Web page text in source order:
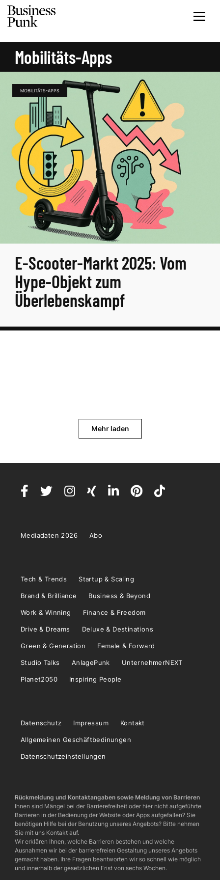
Mobilitäts-Apps
MOBILITÄTS-APPS
E-Scooter-Markt 2025: Vom
Hype-Objekt zum
Überlebenskampf
Mehr laden
Mediadaten 2026 Abo
Tech & Trends Startup & Scaling
Brand & Brilliance Business & Beyond
Work & Winning Finance & Freedom
Drive & Dreams Deluxe & Destinations
Green & Generation Female & Forward
Studio Talks AnlagePunk UnternehmerNEXT
Planet2050 Inspiring People
Datenschutz Impressum Kontakt
Allgemeinen Geschäftbedinungen
Datenschutzeinstellungen
Rückmeldung und Kontaktangaben sowie Meldung von Barrieren
Ihnen sind Mängel bei der Barrierefreiheit oder hier nicht aufgeführte
Barrieren in der Bedienung der Website oder Apps aufgefallen? Sie
benötigen Hilfe bei der Benutzung unseres Angebots? Bitte nehmen
Sie mit uns Kontakt auf.
Wir erklären Ihnen, welche Barrieren bestehen und welche
Ausnahmen wir bei der barrierefreien Gestaltung unseres Angebots
gemacht haben. Ihre Fragen beantworten wir so schnell wie möglich
und innerhalb der gesetzlichen Frist von sechs Wochen.